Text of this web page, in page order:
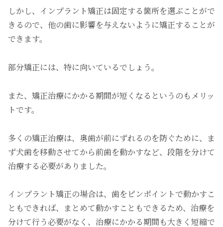
しかし、インプラント矯正は固定する箇所を選ぶことがで
きるので、他の歯に影響を与えないように矯正することが
できます。
部分矯正には、特に向いているでしょう。
また、矯正治療にかかる期間が短くなるというのもメリッ
トです。
多くの矯正治療は、奥歯が前にずれるのを防ぐために、ま
ず犬歯を移動させてから前歯を動かすなど、段階を分けて
治療する必要がありました。
インプラント矯正の場合は、歯をピンポイントで動かすこ
ともできれば、まとめて動かすこともできるため、治療を
分けて行う必要がなく、治療にかかる期間も大きく短縮で